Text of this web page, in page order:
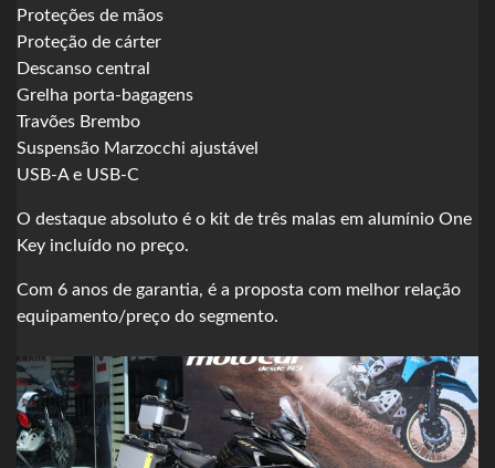
Proteções de mãos
Proteção de cárter
Descanso central
Grelha porta-bagagens
Travões Brembo
Suspensão Marzocchi ajustável
USB-A e USB-C
O destaque absoluto é o kit de três malas em alumínio One
Key incluído no preço.
Com 6 anos de garantia, é a proposta com melhor relação
equipamento/preço do segmento.